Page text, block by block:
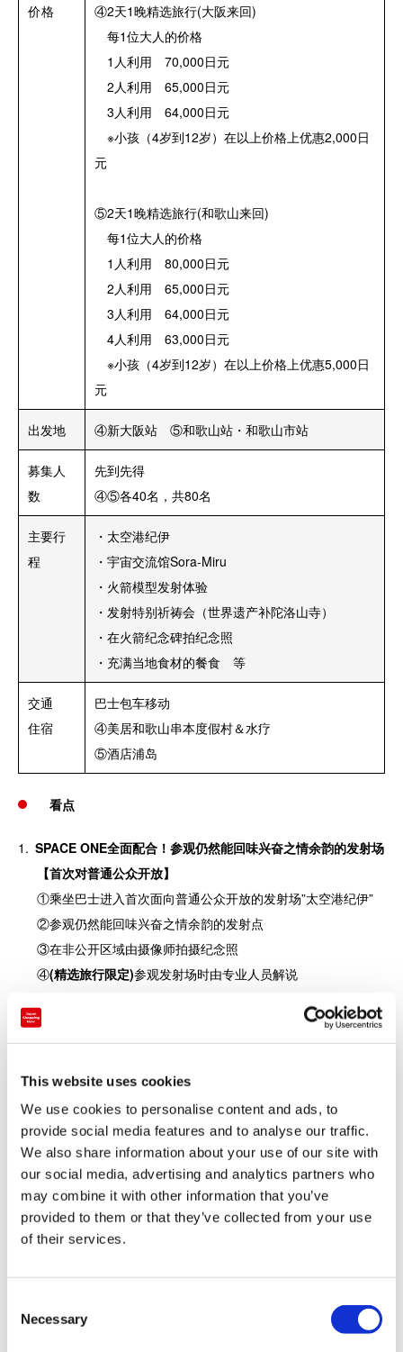
This website uses cookies
We use cookies to personalise content and ads, to
provide social media features and to analyse our traffic.
We also share information about your use of our site with
our social media, advertising and analytics partners who
may combine it with other information that you’ve
provided to them or that they’ve collected from your use
of their services.
Necessary
价格
④2天1晚精选旅行(大阪来回)
每1位大人的价格
1人利用 70,000日元
2人利用 65,000日元
3人利用 64,000日元
※小孩（4岁到12岁）在以上价格上优惠2,000日
元
⑤2天1晚精选旅行(和歌山来回)
每1位大人的价格
1人利用 80,000日元
2人利用 65,000日元
3人利用 64,000日元
4人利用 63,000日元
※小孩（4岁到12岁）在以上价格上优惠5,000日
元
出发地 ④新大阪站 ⑤和歌山站・和歌山市站
募集人
数
先到先得
④⑤各40名，共80名
主要行
程
・太空港纪伊
・宇宙交流馆Sora-Miru
・火箭模型发射体验
・发射特别祈祷会（世界遗产补陀洛山寺）
・在火箭纪念碑拍纪念照
・充满当地食材的餐食 等
交通
住宿
巴士包车移动
④美居和歌山串本度假村＆水疗
⑤酒店浦岛
看点
SPACE ONE全面配合！参观仍然能回味兴奋之情余韵的发射场
【首次对普通公众开放】
①乘坐巴士进入首次面向普通公众开放的发射场”太空港纪伊”
②参观仍然能回味兴奋之情余韵的发射点
③在非公开区域由摄像师拍摄纪念照
④(精选旅行限定)参观发射场时由专业人员解说
左：KAIROS2号机 右：太空港纪伊射场内 ※SPACE ONE提
供
学习，感受火箭魅力的特别体验【特别预览・特别参观】
② 体验日本最大的AR地球仪【日本最大】